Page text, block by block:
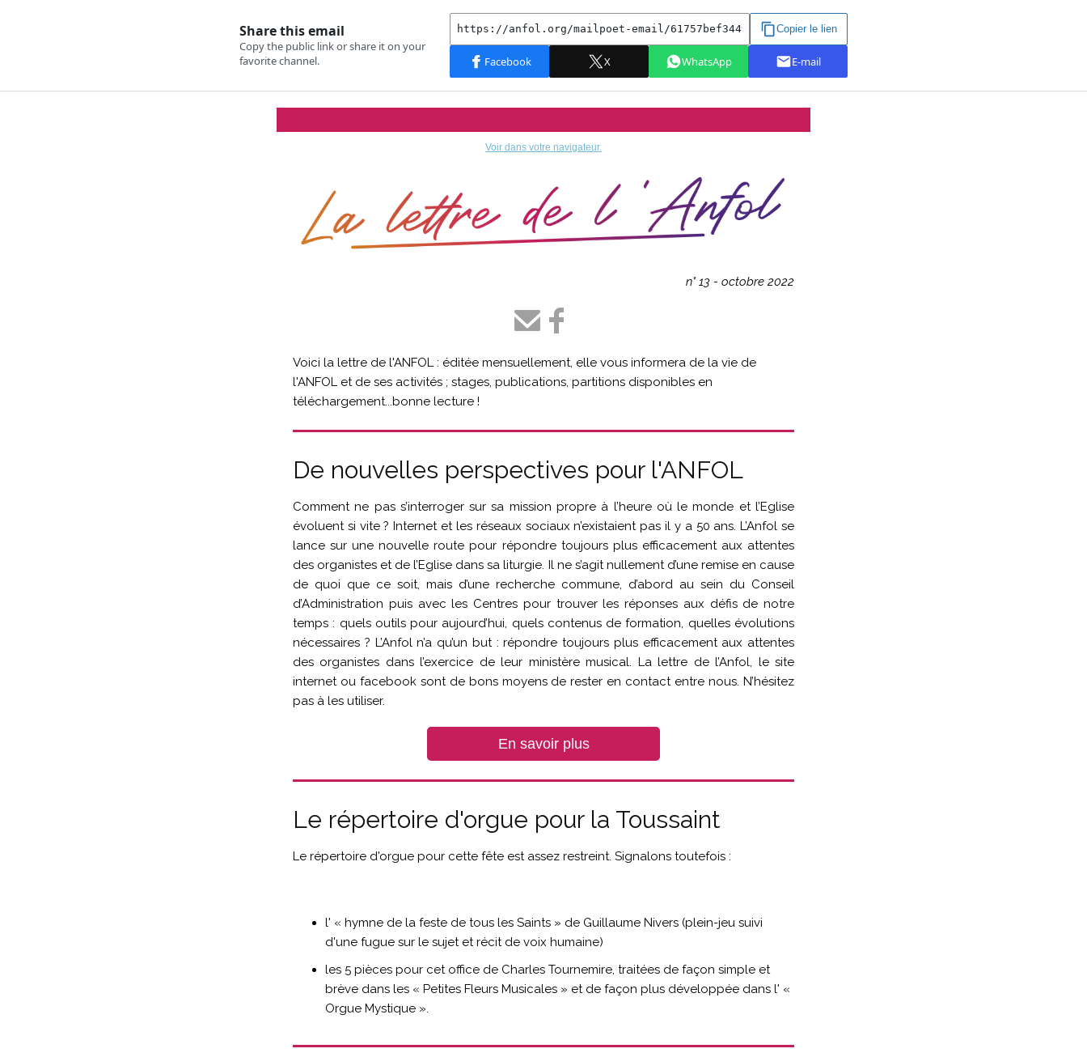
Voir dans votre navigateur.
n° 13 - octobre 2022
Voici la lettre de l'ANFOL : éditée mensuellement, elle vous informera de la vie de
l'ANFOL et de ses activités ; stages, publications, partitions disponibles en
téléchargement...bonne lecture !
De nouvelles perspectives pour l'ANFOL
Comment ne pas s’interroger sur sa mission propre à l’heure où le monde et l’Eglise
évoluent si vite ? Internet et les réseaux sociaux n’existaient pas il y a 50 ans. L’Anfol se
lance sur une nouvelle route pour répondre toujours plus efficacement aux attentes
des organistes et de l’Eglise dans sa liturgie. Il ne s’agit nullement d’une remise en cause
de quoi que ce soit, mais d’une recherche commune, d’abord au sein du Conseil
d’Administration puis avec les Centres pour trouver les réponses aux défis de notre
temps : quels outils pour aujourd’hui, quels contenus de formation, quelles évolutions
nécessaires ? L’Anfol n’a qu’un but : répondre toujours plus efficacement aux attentes
des organistes dans l’exercice de leur ministère musical. La lettre de l’Anfol, le site
internet ou facebook sont de bons moyens de rester en contact entre nous. N’hésitez
pas à les utiliser.
En savoir plus
Le répertoire d'orgue pour la Toussaint
Le répertoire d'orgue pour cette fête est assez restreint. Signalons toutefois :
l' « hymne de la feste de tous les Saints » de Guillaume Nivers (plein-jeu suivi
d'une fugue sur le sujet et récit de voix humaine)
les 5 pièces pour cet office de Charles Tournemire, traitées de façon simple et
brève dans les « Petites Fleurs Musicales » et de façon plus développée dans l' «
Orgue Mystique ».